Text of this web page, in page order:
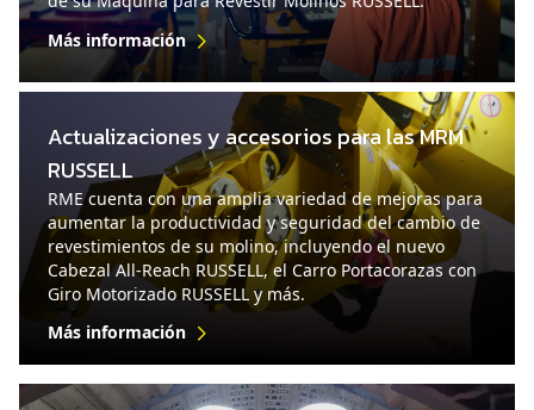
Más información
Actualizaciones y accesorios para las MRM
RUSSELL
RME cuenta con una amplia variedad de mejoras para
aumentar la productividad y seguridad del cambio de
revestimientos de su molino, incluyendo el nuevo
Cabezal All-Reach RUSSELL, el Carro Portacorazas con
Giro Motorizado RUSSELL y más.
Más información